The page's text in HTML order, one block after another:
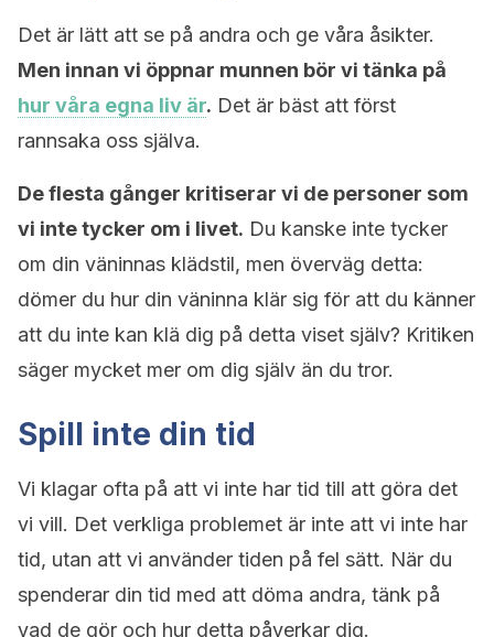
Det är lätt att se på andra och ge våra åsikter.
Men innan vi öppnar munnen bör vi tänka på
hur våra egna liv är. Det är bäst att först
rannsaka oss själva.
De flesta gånger kritiserar vi de personer som
vi inte tycker om i livet. Du kanske inte tycker
om din väninnas klädstil, men överväg detta:
dömer du hur din väninna klär sig för att du känner
att du inte kan klä dig på detta viset själv? Kritiken
säger mycket mer om dig själv än du tror.
Spill inte din tid
Vi klagar ofta på att vi inte har tid till att göra det
vi vill. Det verkliga problemet är inte att vi inte har
tid, utan att vi använder tiden på fel sätt. När du
spenderar din tid med att döma andra, tänk på
vad de gör och hur detta påverkar dig.